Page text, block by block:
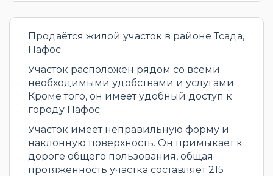
Продаётся жилой участок в районе Тсада,
Пафос.
Участок расположен рядом со всеми
необходимыми удобствами и услугами.
Кроме того, он имеет удобный доступ к
городу Пафос.
Участок имеет неправильную форму и
наклонную поверхность. Он примыкает к
дороге общего пользования, общая
протяженность участка составляет 215